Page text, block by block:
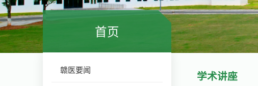
首页
赣医要闻 学术讲座